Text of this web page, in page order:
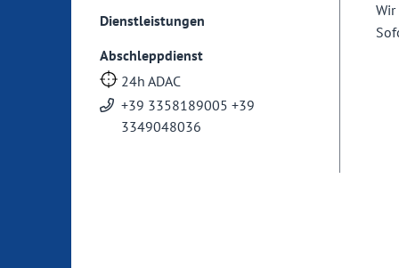
Dienstleistungen
Abschleppdienst
24h ADAC
+39 3358189005 +39
3349048036